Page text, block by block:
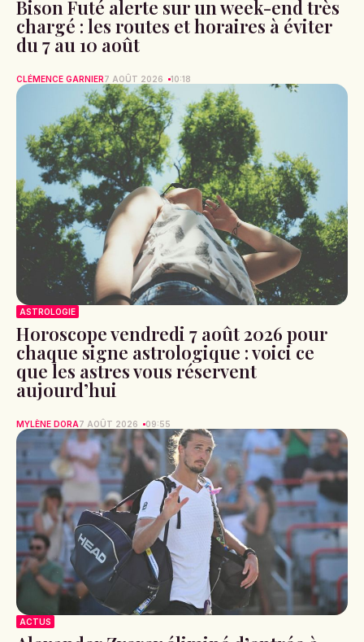
Bison Futé alerte sur un week-end très
chargé : les routes et horaires à éviter
du 7 au 10 août
CLÉMENCE GARNIER7 AOÛT 2026 10:18
ASTROLOGIE
Horoscope vendredi 7 août 2026 pour
chaque signe astrologique : voici ce
que les astres vous réservent
aujourd’hui
MYLÈNE DORA7 AOÛT 2026 09:55
ACTUS